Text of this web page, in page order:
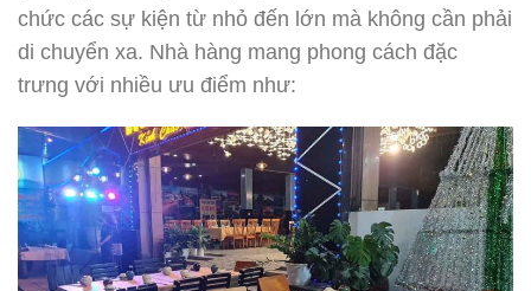
chức các sự kiện từ nhỏ đến lớn mà không cần phải
di chuyển xa. Nhà hàng mang phong cách đặc
trưng với nhiều ưu điểm như: